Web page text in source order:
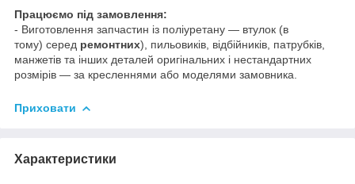
Працюємо під замовлення:
- Виготовлення запчастин із поліуретану — втулок (в
тому) серед ремонтних), пильовиків, відбійників, патрубків,
манжетів та інших деталей оригінальних і нестандартних
розмірів — за кресленнями або моделями замовника.
Приховати
Характеристики